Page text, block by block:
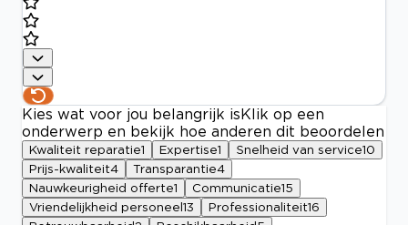
Kies wat voor jou belangrijk is Klik op een
onderwerp en bekijk hoe anderen dit beoordelen
Kwaliteit reparatie1 Expertise1 Snelheid van service10
Prijs-kwaliteit4 Transparantie4
Nauwkeurigheid offerte1 Communicatie15
Vriendelijkheid personeel 13 Professionaliteit16